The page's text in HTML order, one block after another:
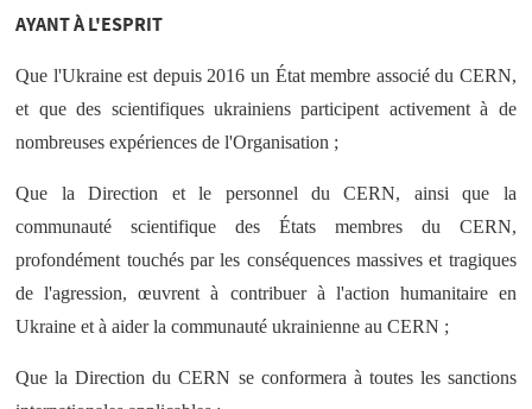
AYANT À L'ESPRIT
Que l'Ukraine est depuis 2016 un État membre associé du CERN,
et que des scientifiques ukrainiens participent activement à de
nombreuses expériences de l'Organisation ;
Que la Direction et le personnel du CERN, ainsi que la
communauté scientifique des États membres du CERN,
profondément touchés par les conséquences massives et tragiques
de l'agression, œuvrent à contribuer à l'action humanitaire en
Ukraine et à aider la communauté ukrainienne au CERN ;
Que la Direction du CERN se conformera à toutes les sanctions